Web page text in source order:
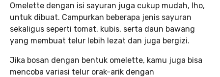
Omelette dengan isi sayuran juga cukup mudah, lho,
untuk dibuat. Campurkan beberapa jenis sayuran
sekaligus seperti tomat, kubis, serta daun bawang
yang membuat telur lebih lezat dan juga bergizi.
Jika bosan dengan bentuk omelette, kamu juga bisa
mencoba variasi telur orak-arik dengan